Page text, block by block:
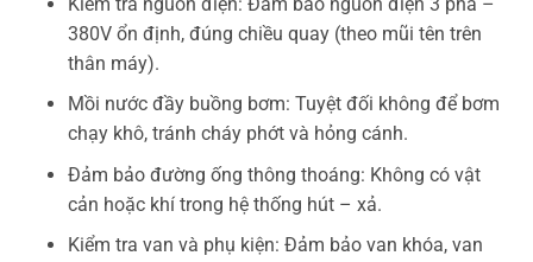
380V ổn định, đúng chiều quay (theo mũi tên trên
thân máy).
Mồi nước đầy buồng bơm: Tuyệt đối không để bơm
chạy khô, tránh cháy phớt và hỏng cánh.
Đảm bảo đường ống thông thoáng: Không có vật
cản hoặc khí trong hệ thống hút – xả.
Kiểm tra van và phụ kiện: Đảm bảo van khóa, van